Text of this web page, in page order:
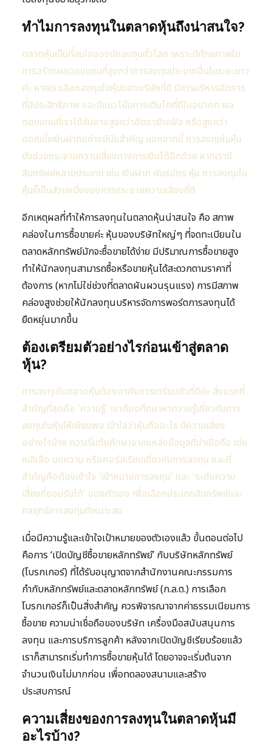
ทำไมการลงทุนในตลาดหุ้นถึงน่าสนใจ?
ตลาดหุ้นเป็นที่สนใจของนักลงทุนทั่วโลก เพราะมีศักยภาพใน
การสร้างผลตอบแทนที่สูงกว่าการลงทุนประเภทอื่นในระยะยาว
ค่ะ หากเราเลือกลงทุนในหุ้นของบริษัทที่ดี มีการบริหารจัดการ
ที่มีประสิทธิภาพ และมีแนวโน้มการเติบโตที่ดีในอนาคต ผล
ตอบแทนที่เราได้รับอาจสูงกว่าอัตราเงินเฟ้อ หรือสูงกว่า
ดอกเบี้ยเงินฝากอย่างมีนัยสำคัญ นอกจากนี้ การลงทุนในหุ้น
ยังช่วยกระจายความเสี่ยงทางการเงินได้อีกด้วย หากเรามี
สินทรัพย์หลายประเภท เช่น เงินฝาก พันธบัตร หุ้น การลงทุนใน
หุ้นก็เป็นส่วนหนึ่งของการกระจายความเสี่ยงที่ดี
อีกเหตุผลที่ทำให้การลงทุนในตลาดหุ้นน่าสนใจ คือ สภาพ
คล่องในการซื้อขายค่ะ หุ้นของบริษัทใหญ่ๆ ที่จดทะเบียนใน
ตลาดหลักทรัพย์มักจะซื้อขายได้ง่าย มีปริมาณการซื้อขายสูง
ทำให้นักลงทุนสามารถซื้อหรือขายหุ้นได้สะดวกตามราคาที่
ต้องการ (หากไม่ใช่ช่วงที่ตลาดผันผวนรุนแรง) การมีสภาพ
คล่องสูงช่วยให้นักลงทุนบริหารจัดการพอร์ตการลงทุนได้
ยืดหยุ่นมากขึ้น
ต้องเตรียมตัวอย่างไรก่อนเข้าสู่ตลาด
หุ้น?
การลงทุนในตลาดหุ้นต้องอาศัยการเตรียมตัวที่ดีค่ะ สิ่งแรกที่
สำคัญที่สุดคือ 'ความรู้' เราต้องศึกษาหาความรู้เกี่ยวกับการ
ลงทุนในหุ้นให้เพียงพอ เข้าใจว่าหุ้นคืออะไร มีความเสี่ยง
อย่างไรบ้าง ควรเริ่มต้นศึกษาจากแหล่งข้อมูลที่น่าเชื่อถือ เช่น
หนังสือ บทความ หรือคอร์สเรียนเกี่ยวกับการลงทุน และที่
สำคัญคือต้องเข้าใจ 'เป้าหมายการลงทุน' และ 'ระดับความ
เสี่ยงที่ยอมรับได้' ของตัวเอง เพื่อเลือกประเภทสินทรัพย์และ
กลยุทธ์การลงทุนที่เหมาะสม
เมื่อมีความรู้และเข้าใจเป้าหมายของตัวเองแล้ว ขั้นตอนต่อไป
คือการ ‘เปิดบัญชีซื้อขายหลักทรัพย์’ กับบริษัทหลักทรัพย์
(โบรกเกอร์) ที่ได้รับอนุญาตจากสำนักงานคณะกรรมการ
กำกับหลักทรัพย์และตลาดหลักทรัพย์ (ก.ล.ต.) การเลือก
โบรกเกอร์ก็เป็นสิ่งสำคัญ ควรพิจารณาจากค่าธรรมเนียมการ
ซื้อขาย ความน่าเชื่อถือของบริษัท เครื่องมือสนับสนุนการ
ลงทุน และการบริการลูกค้า หลังจากเปิดบัญชีเรียบร้อยแล้ว
เราก็สามารถเริ่มทำการซื้อขายหุ้นได้ โดยอาจจะเริ่มต้นจาก
จำนวนเงินไม่มากก่อน เพื่อทดลองสนามและสร้าง
ประสบการณ์
ความเสี่ยงของการลงทุนในตลาดหุ้นมี
อะไรบ้าง?